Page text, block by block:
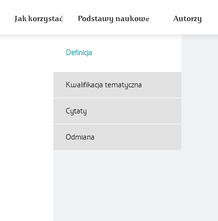
Jak korzystać Podstawy naukowe Autorzy
Definicja
Kwalifikacja tematyczna
Cytaty
Odmiana